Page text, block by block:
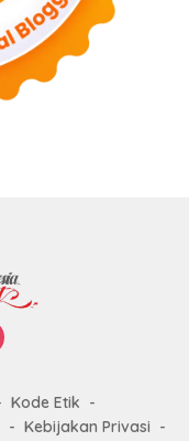
Kode Etik
Kebijakan Privasi